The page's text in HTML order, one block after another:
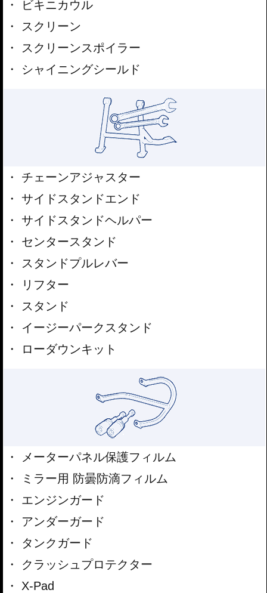
ビキニカウル
スクリーン
スクリーンスポイラー
シャイニングシールド
チェーンアジャスター
サイドスタンドエンド
サイドスタンドヘルパー
センタースタンド
スタンドプルレバー
リフター
スタンド
イージーパークスタンド
ローダウンキット
メーターパネル保護フィルム
ミラー用 防曇防滴フィルム
エンジンガード
アンダーガード
タンクガード
クラッシュプロテクター
X-Pad